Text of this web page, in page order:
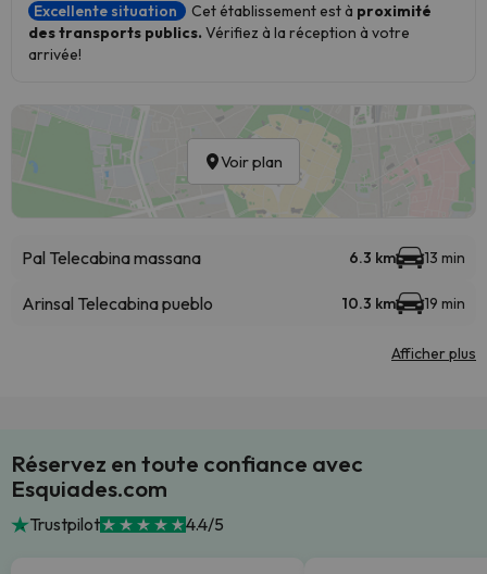
Excellente situation Cet établissement est à proximité
des transports publics. Vérifiez à la réception à votre
arrivée!
Voir plan
Pal Telecabina massana 6.3 km 13 min
Arinsal Telecabina pueblo 10.3 km 19 min
Afficher plus
Réservez en toute confiance avec
Esquiades.com
Trustpilot 4.4/5